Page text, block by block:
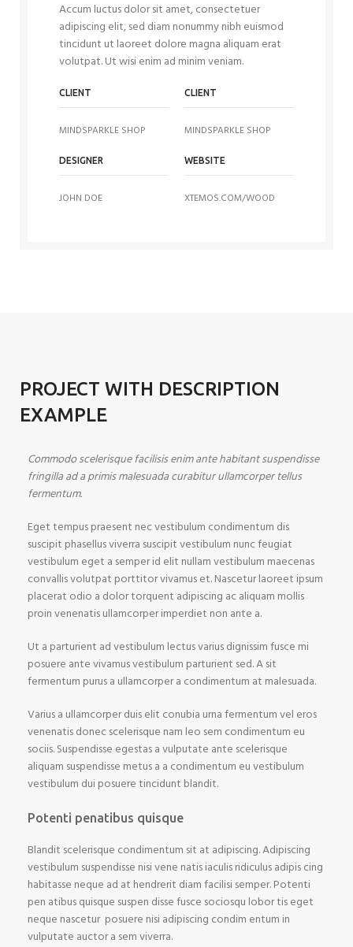
Accum luctus dolor sit amet, consectetuer
adipiscing elit, sed diam nonummy nibh euismod
tincidunt ut laoreet dolore magna aliquam erat
volutpat. Ut wisi enim ad minim veniam.
CLIENT
MINDSPARKLE SHOP
CLIENT
MINDSPARKLE SHOP
DESIGNER
JOHN DOE
WEBSITE
XTEMOS.COM/WOOD
PROJECT WITH DESCRIPTION
EXAMPLE
Commodo scelerisque facilisis enim ante habitant suspendisse
fringilla ad a primis malesuada curabitur ullamcorper tellus
fermentum.
Eget tempus praesent nec vestibulum condimentum dis
suscipit phasellus viverra suscipit vestibulum nunc feugiat
vestibulum eget a semper id elit nullam vestibulum maecenas
convallis volutpat porttitor vivamus et. Nascetur laoreet ipsum
placerat odio a dolor torquent adipiscing ac aliquam mollis
proin venenatis ullamcorper imperdiet non ante a.
Ut a parturient ad vestibulum lectus varius dignissim fusce mi
posuere ante vivamus vestibulum parturient sed. A sit
fermentum purus a ullamcorper a condimentum at malesuada.
Varius a ullamcorper duis elit conubia urna fermentum vel eros
venenatis donec scelerisque nam leo sem condimentum eu
sociis. Suspendisse egestas a vulputate ante scelerisque
aliquam suspendisse metus a a condimentum eu vestibulum
vestibulum dui posuere tincidunt blandit.
Potenti penatibus quisque
Blandit scelerisque condimentum sit at adipiscing. Adipiscing
vestibulum suspendisse nisi vene natis iaculis ridiculus adipis cing
habitasse neque ad at hendrerit diam facilisi semper. Potenti
pen atibus quisque suspen disse fusce sociosqu lobor tis eget
neque nascetur posuere nisi adipiscing condim entum in
vulputate auctor a sem viverra.